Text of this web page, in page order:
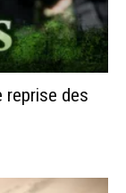
reprise des